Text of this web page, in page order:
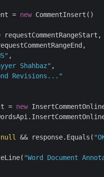
= new CommentInsert()
requestCommentRangeStart,
,
Shahbaz" ,
Revisions..."
= new
null && response.Equals(
"Word Document